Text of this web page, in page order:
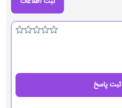
ثبت پاسخ